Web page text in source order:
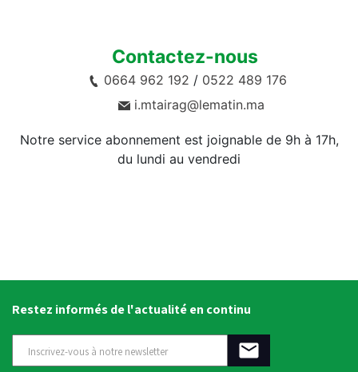
Contactez-nous
0664 962 192 / 0522 489 176
i.mtairag@lematin.ma
Notre service abonnement est joignable de 9h à 17h,
du lundi au vendredi
Restez informés de l'actualité en continu